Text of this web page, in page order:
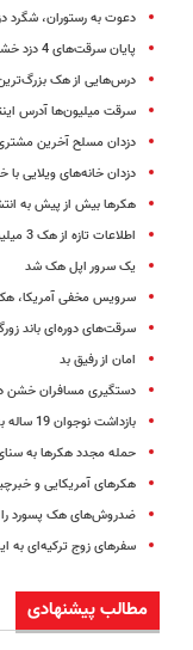
دعوت به رستوران، شگرد
پایان سرقت‌های 4 دزد خشن با چاقوی دسته‌چوبی
درس‌هایی از هک
سرقت میلیون‌ها آدرس
دزدان مسلح آخرین
دزدان خانه‌های ویلایی با
هکرها بیش از پیش به
اطلاعات تازه از هک 3 میلیون حساب بانکی؛ هشدار هکر در سال 90
یک سرور اپل هک شد
سرویس مخفی آمریکا،
سرقت‌های دوره‌ای باند
امان از رفیق بد
دستگیری مسافران خشن
بازداشت نوجوان 19 ساله به اتهام حمله سایبری به سنا و سیا
حمله مجدد هکرها به
هکرهای آمریکایی و
ضد‌روش‌های هک پسورد را
سفرهای زوج ترکیه‌ای به
مطالب پیشنهادی